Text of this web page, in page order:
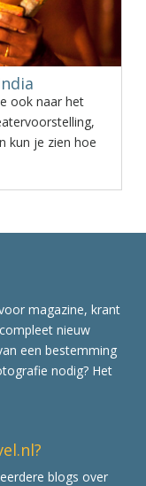
ook naar het
kun je zien hoe
magazine, krant
nieuw
een bestemming
nodig? Het
blogs over